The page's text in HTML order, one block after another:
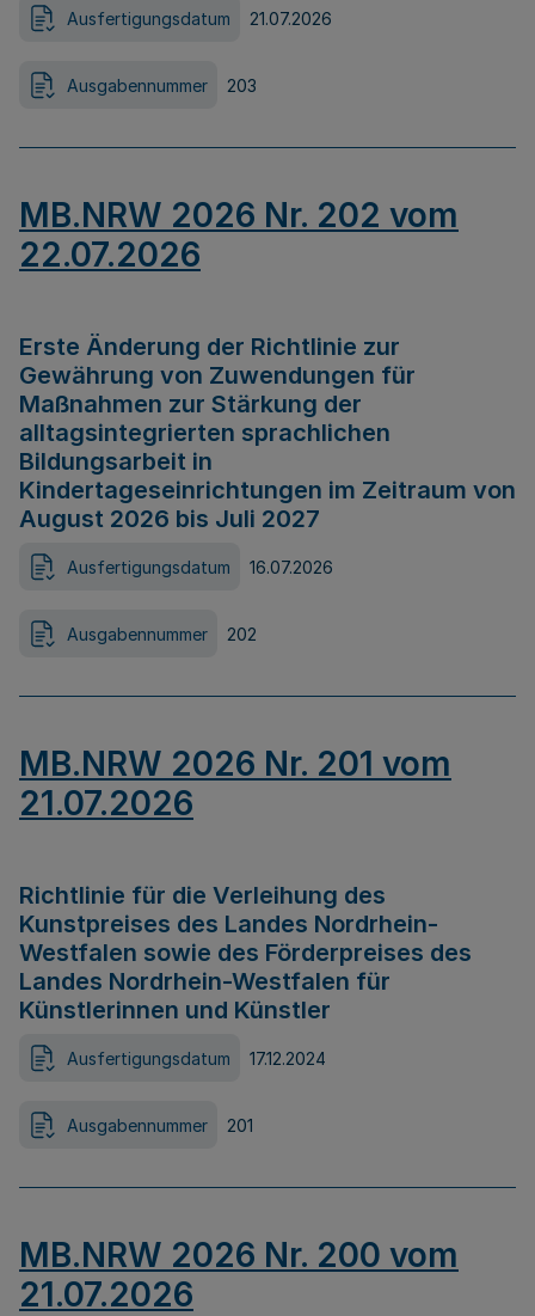
Ausfertigungsdatum 21.07.2026
Ausgabennummer 203
MB.NRW 2026 Nr. 202 vom
22.07.2026
Erste Änderung der Richtlinie zur
Gewährung von Zuwendungen für
Maßnahmen zur Stärkung der
alltagsintegrierten sprachlichen
Bildungsarbeit in
Kindertageseinrichtungen im Zeitraum von
August 2026 bis Juli 2027
Ausfertigungsdatum 16.07.2026
Ausgabennummer 202
MB.NRW 2026 Nr. 201 vom
21.07.2026
Richtlinie für die Verleihung des
Kunstpreises des Landes Nordrhein-
Westfalen sowie des Förderpreises des
Landes Nordrhein-Westfalen für
Künstlerinnen und Künstler
Ausfertigungsdatum 17.12.2024
Ausgabennummer 201
MB.NRW 2026 Nr. 200 vom
21.07.2026